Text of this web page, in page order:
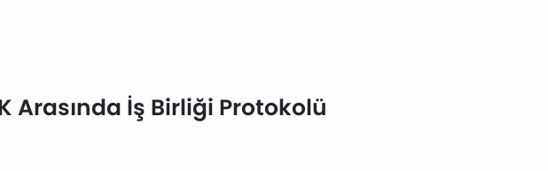
Arasında İş Birliği Protokolü